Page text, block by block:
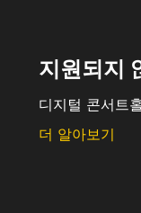
지원되지
디지털 콘서트
더 알아보기